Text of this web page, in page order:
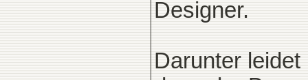
Designer.
Darunter